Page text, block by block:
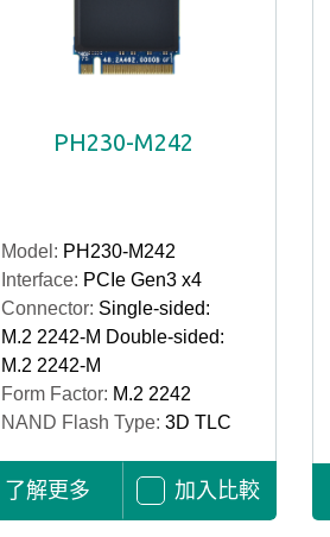
PH230-M242
Model: PH230-M242
Interface: PCIe Gen3 x4
Connector: Single-sided:
M.2 2242-M Double-sided:
M.2 2242-M
Form Factor: M.2 2242
NAND Flash Type: 3D TLC
了解更多 加入比較